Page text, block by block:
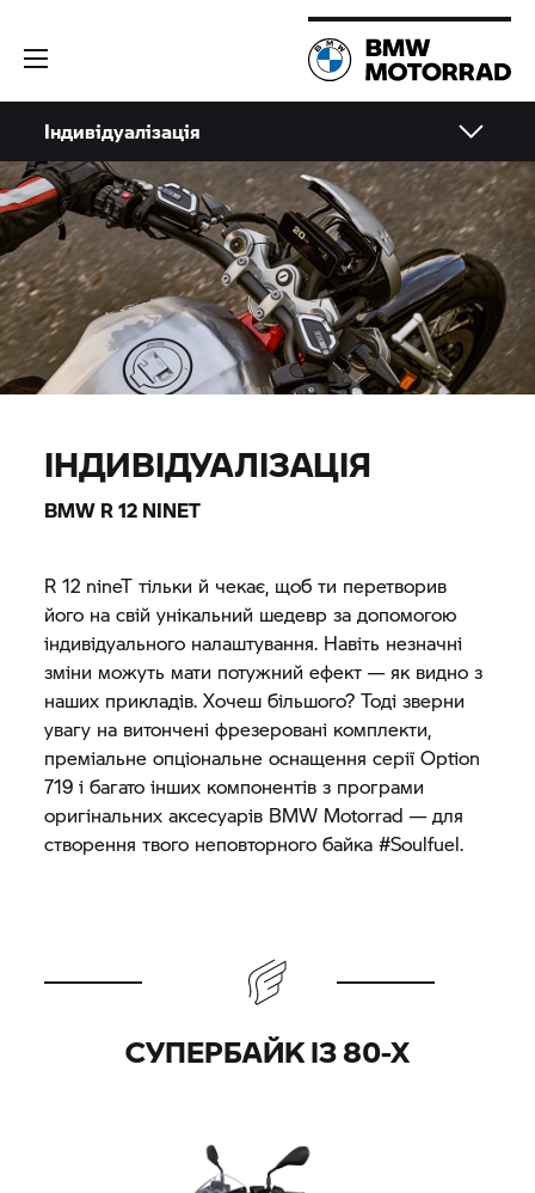
Індивідуалізація
ІНДИВІДУАЛІЗАЦІЯ
BMW R 12 NINET
R 12 nineT тільки й чекає, щоб ти перетворив
його на свій унікальний шедевр за допомогою
індивідуального налаштування. Навіть незначні
зміни можуть мати потужний ефект — як видно з
наших прикладів. Хочеш більшого? Тоді зверни
увагу на витончені фрезеровані комплекти,
преміальне опціональне оснащення серії Option
719 і багато інших компонентів з програми
оригінальних аксесуарів BMW Motorrad — для
створення твого неповторного байка #Soulfuel.
СУПЕРБАЙК ІЗ 80-Х